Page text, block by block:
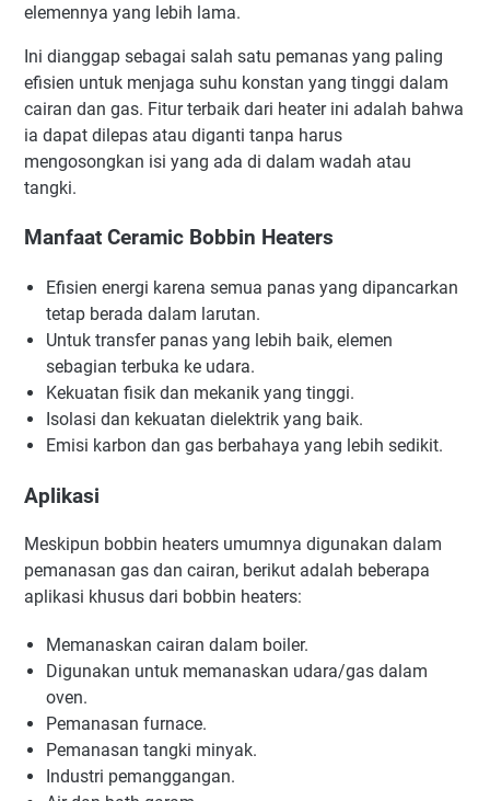
elemennya yang lebih lama.
Ini dianggap sebagai salah satu pemanas yang paling
efisien untuk menjaga suhu konstan yang tinggi dalam
cairan dan gas. Fitur terbaik dari heater ini adalah bahwa
ia dapat dilepas atau diganti tanpa harus
mengosongkan isi yang ada di dalam wadah atau
tangki.
Manfaat Ceramic Bobbin Heaters
Efisien energi karena semua panas yang dipancarkan
tetap berada dalam larutan.
Untuk transfer panas yang lebih baik, elemen
sebagian terbuka ke udara.
Kekuatan fisik dan mekanik yang tinggi.
Isolasi dan kekuatan dielektrik yang baik.
Emisi karbon dan gas berbahaya yang lebih sedikit.
Aplikasi
Meskipun bobbin heaters umumnya digunakan dalam
pemanasan gas dan cairan, berikut adalah beberapa
aplikasi khusus dari bobbin heaters:
Memanaskan cairan dalam boiler.
Digunakan untuk memanaskan udara/gas dalam
oven.
Pemanasan furnace.
Pemanasan tangki minyak.
Industri pemanggangan.